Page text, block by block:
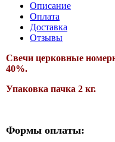
Описание
Оплата
Доставка
Отзывы
Свечи церковные
40%.
Упаковка пачка 2 кг.
Формы оплаты: